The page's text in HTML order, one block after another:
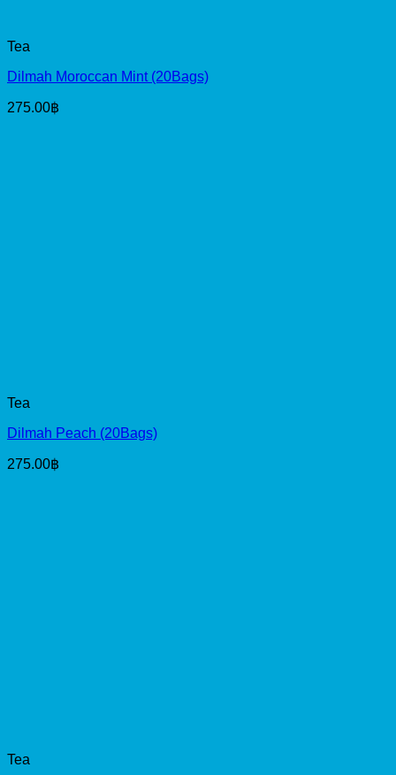
Tea
Dilmah Moroccan Mint (20Bags)
275.00฿
Tea
Dilmah Peach (20Bags)
275.00฿
Tea